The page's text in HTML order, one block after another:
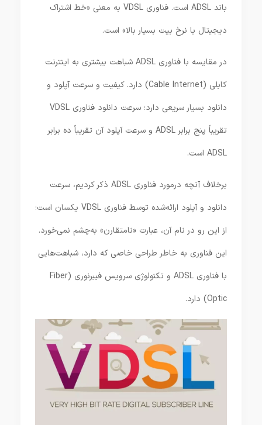
باند ADSL است. فناوری VDSL به معنی «خط اشتراک
دیجیتال با نرخ بیت بسیار بالا» است.
در مقایسه با فناوری ADSL شباهت بیشتری به اینترنت
کابلی (Cable Internet) دارد. کیفیت و سرعت آپلود و
دانلود بسیار سریعی دارد؛ سرعت دانلود فناوری VDSL
تقریباً پنج برابر ADSL و سرعت آپلود آن تقریباً ده برابر
ADSL است.
برخلاف آنچه درمورد فناوری ADSL ذکر کردیم، سرعت
دانلود و آپلود ارائه‌شده توسط فناوری VDSL یکسان است؛
از این رو در نام آن، عبارت «نامتقارن» به‌چشم نمی‌خورد.
این فناوری به خاطر طراحی خاصی که دارد، شباهت‌هایی
با فناوری ADSL و تکنولوژی سرویس فیبرنوری (Fiber
Optic) دارد.